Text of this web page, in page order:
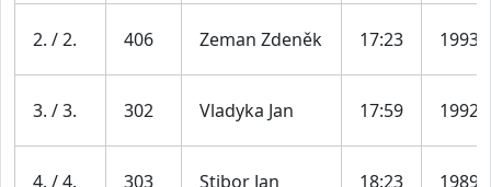
2. / 2. 406 Zeman Zdeněk 17:23 1993
3. / 3. 302 Vladyka Jan 17:59 1992
4. / 4. 303 Stibor Jan 18:23 1989